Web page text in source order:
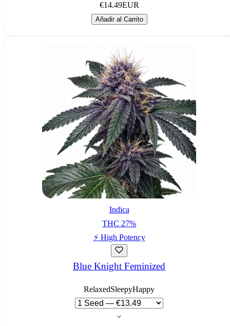
€14.49EUR
Añadir al Carrito
Indica
THC 27%
⚡ High Potency
Blue Knight Feminized
RelaxedSleepyHappy